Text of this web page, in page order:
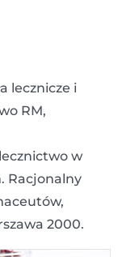
lecznicze i
RM,
w
Racjonalny
2000.